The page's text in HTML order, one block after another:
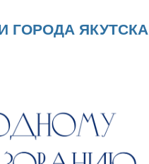
ГОРОДА ЯКУТСКА